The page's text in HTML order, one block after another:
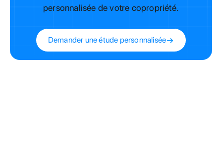
personnalisée de votre copropriété.
Demander une étude personnalisée